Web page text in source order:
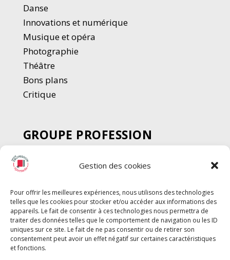
Gestion des cookies
Pour offrir les meilleures expériences, nous utilisons des technologies
telles que les cookies pour stocker et/ou accéder aux informations des
appareils. Le fait de consentir à ces technologies nous permettra de
traiter des données telles que le comportement de navigation ou les ID
uniques sur ce site. Le fait de ne pas consentir ou de retirer son
consentement peut avoir un effet négatif sur certaines caractéristiques
et fonctions.
Danse
Innovations et numérique
Musique et opéra
Photographie
Théâtre
Bons plans
Critique
GROUPE PROFESSION
SPECTACLE
Chèque Intermittents
Chèque Compta
Chèque Emploi Spectacle
G-Pods
Profession Audio-visuel